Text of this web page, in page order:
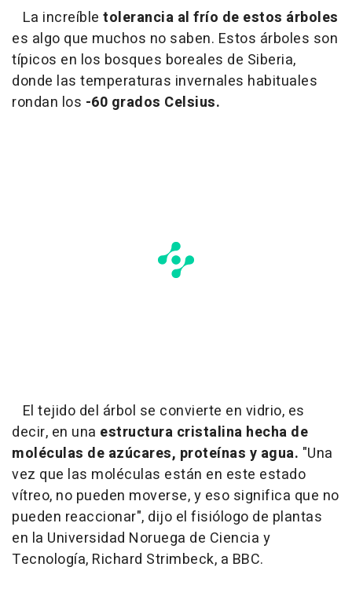
La increíble tolerancia al frío de estos árboles
es algo que muchos no saben. Estos árboles son
típicos en los bosques boreales de Siberia,
donde las temperaturas invernales habituales
rondan los -60 grados Celsius.
El tejido del árbol se convierte en vidrio, es
decir, en una estructura cristalina hecha de
moléculas de azúcares, proteínas y agua. "Una
vez que las moléculas están en este estado
vítreo, no pueden moverse, y eso significa que no
pueden reaccionar", dijo el fisiólogo de plantas
en la Universidad Noruega de Ciencia y
Tecnología, Richard Strimbeck, a BBC.